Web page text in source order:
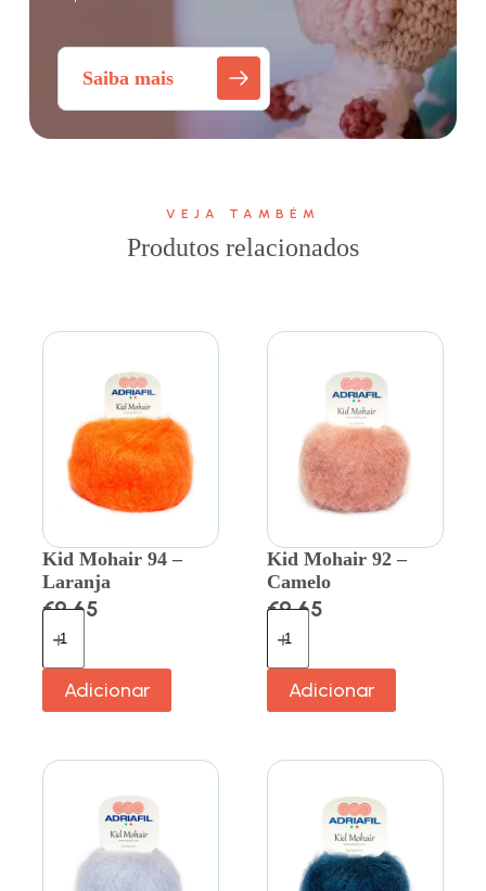
Saiba mais
VEJA TAMBÉM
Produtos relacionados
Kid Mohair 94 –
Laranja
€9.65
Adicionar
Kid Mohair 92 –
Camelo
€9.65
Adicionar